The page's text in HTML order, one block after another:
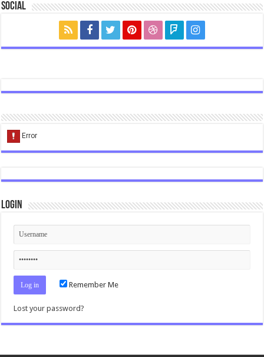
Social
Login
Remember Me
Lost your password?